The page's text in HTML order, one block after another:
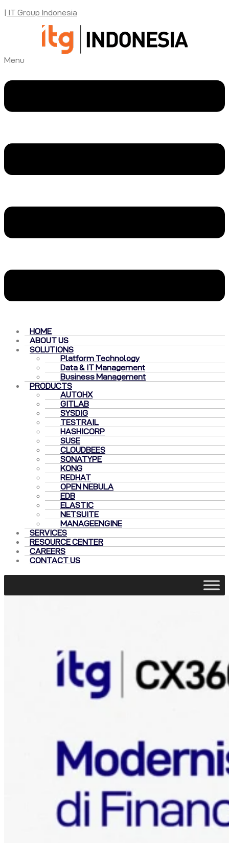
| IT Group Indonesia
Menu
HOME
ABOUT US
SOLUTIONS
Platform Technology
Data & IT Management
Business Management
PRODUCTS
AUTOHX
GITLAB
SYSDIG
TESTRAIL
HASHICORP
SUSE
CLOUDBEES
SONATYPE
KONG
REDHAT
OPEN NEBULA
EDB
ELASTIC
NETSUITE
MANAGEENGINE
SERVICES
RESOURCE CENTER
CAREERS
CONTACT US